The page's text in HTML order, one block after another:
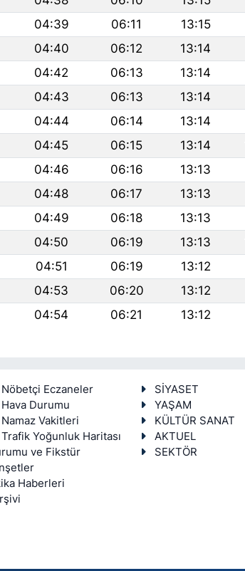
04:39 06:11 13:15
04:40 06:12 13:14
04:42 06:13 13:14
04:43 06:13 13:14
04:44 06:14 13:14
04:45 06:15 13:14
04:46 06:16 13:13
04:48 06:17 13:13
04:49 06:18 13:13
04:50 06:19 13:13
04:51 06:19 13:12
04:53 06:20 13:12
04:54 06:21 13:12
Eczaneler
Durumu
Vakitleri
Yoğunluk Haritası
ve Fikstür
Haberleri
SİYASET
YAŞAM
KÜLTÜR SANAT
AKTUEL
SEKTÖR